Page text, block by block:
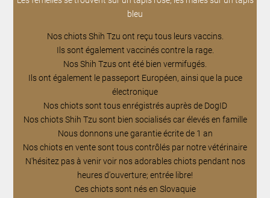
bleu
Nos chiots Shih Tzu ont reçu tous leurs vaccins.
Ils sont également vaccinés contre la rage.
Nos Shih Tzus ont été bien vermifugés.
Ils ont également le passeport Européen, ainsi que la puce
électronique
Nos chiots sont tous enrégistrés auprès de DogID
Nos chiots Shih Tzu sont bien socialisés car élevés en famille
Nous donnons une garantie écrite de 1 an
Nos chiots en vente sont tous contrôlés par notre vétérinaire
N'hésitez pas à venir voir nos adorables chiots pendant nos
heures d'ouverture; entrée libre!
Ces chiots sont nés en Slovaquie